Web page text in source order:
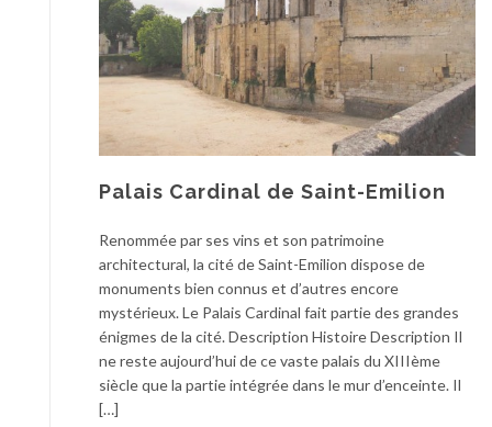
Palais Cardinal de Saint-Emilion
Renommée par ses vins et son patrimoine
architectural, la cité de Saint-Emilion dispose de
monuments bien connus et d’autres encore
mystérieux. Le Palais Cardinal fait partie des grandes
énigmes de la cité. Description Histoire Description Il
ne reste aujourd’hui de ce vaste palais du XIIIème
siècle que la partie intégrée dans le mur d’enceinte. Il
[…]